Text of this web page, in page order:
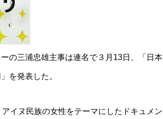
の三浦忠雄主事は連名で３月13日、「日本
を発表した。
イヌ民族の女性をテーマにしたドキュメン